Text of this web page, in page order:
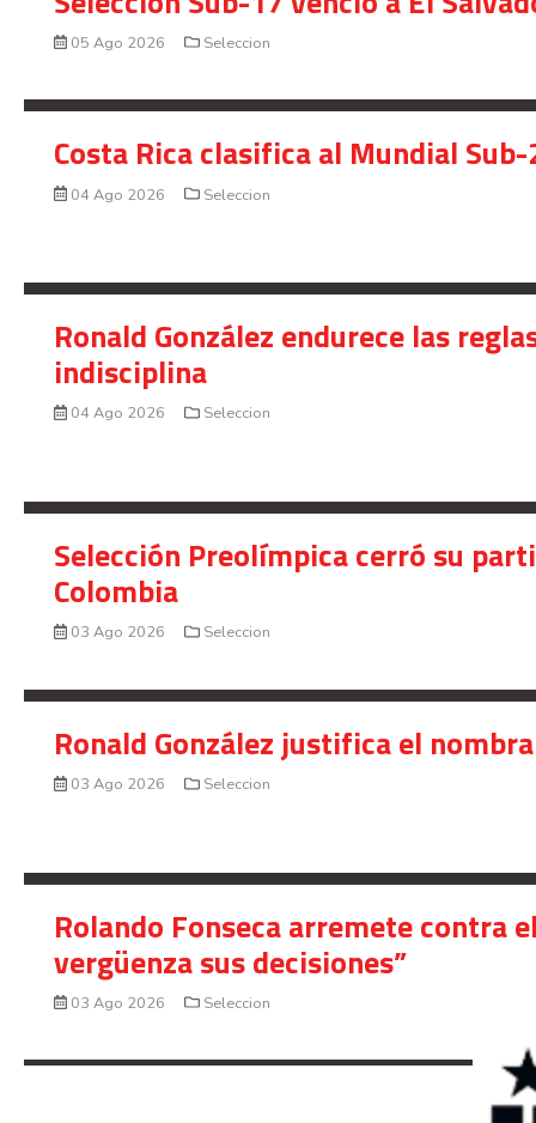
05 Ago 2026 Seleccion
Costa Rica clasifica al Mundial
04 Ago 2026 Seleccion
Ronald González endurece las
indisciplina
04 Ago 2026 Seleccion
Selección Preolímpica cerró su
Colombia
03 Ago 2026 Seleccion
Ronald González justifica el
03 Ago 2026 Seleccion
Rolando Fonseca arremete contra
vergüenza sus decisiones”
03 Ago 2026 Seleccion